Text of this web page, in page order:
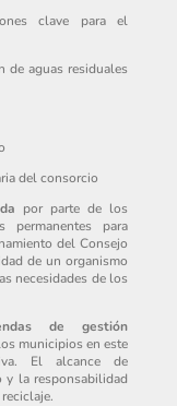
clave para el
de aguas residuales
del consorcio
por parte de los
permanentes para
del Consejo
de un organismo
necesidades de los
de gestión
municipios en este
El alcance de
y la responsabilidad